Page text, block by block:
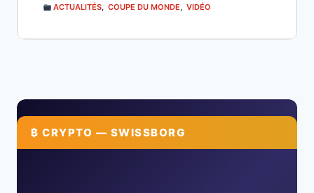
ACTUALITÉS, COUPE DU MONDE, VIDÉO
₿ CRYPTO — SWISSBORG